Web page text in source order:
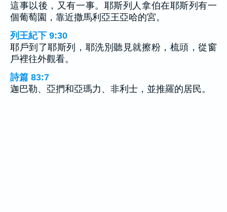
這事以後，又有一事。耶斯列人拿伯在耶斯列有一
個葡萄園，靠近撒馬利亞王亞哈的宮。
列王紀下 9:30
耶戶到了耶斯列，耶洗別聽見就擦粉，梳頭，從窗
戶裡往外觀看。
詩篇 83:7
迦巴勒、亞捫和亞瑪力、非利士，並推羅的居民。